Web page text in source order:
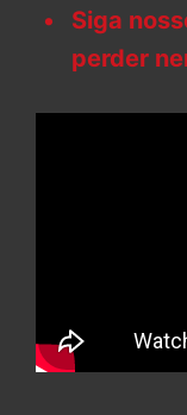
Siga
perder